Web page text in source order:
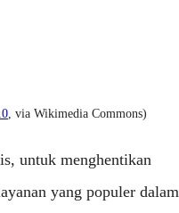
, via Wikimedia Commons)
untuk menghentikan
yang populer dalam